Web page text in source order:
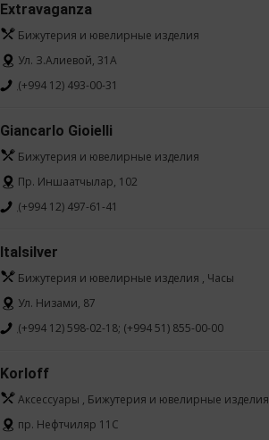
Extravaganza
Бижутерия и ювелирные изделия
Ул. З.Алиевой, 31А
(+994 12) 493-00-31
Giancarlo Gioielli
Бижутерия и ювелирные изделия
Пр. Иншаатчылар, 102
(+994 12) 497-61-41
Italsilver
Бижутерия и ювелирные изделия , Часы
Ул. Низами, 87
(+994 12) 598-02-18; (+994 51) 855-00-00
Korloff
Аксессуары , Бижутерия и ювелирные изделия
пр. Нефтчиляр 11C